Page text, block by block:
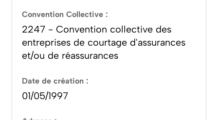
Convention Collective :
2247 - Convention collective des
entreprises de courtage d'assurances
et/ou de réassurances
Date de création :
01/05/1997